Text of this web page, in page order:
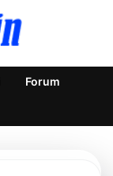
Forum